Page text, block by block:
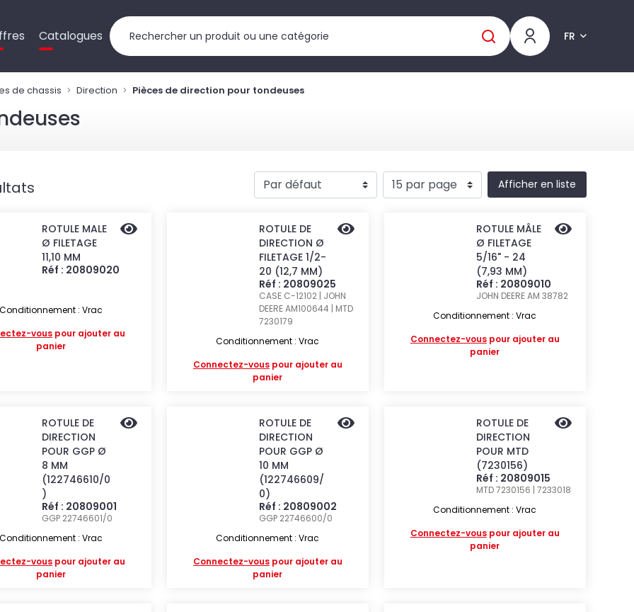
Catalogues FR
de chassis Direction Pièces de direction pour tondeuses
Afficher en liste
ROTULE MALE
Ø FILETAGE
11,10 MM
Réf : 20809020
: Vrac
vous pour ajouter au
panier
ROTULE DE
DIRECTION Ø
FILETAGE 1/2-
20 (12,7 MM)
Réf : 20809025
CASE C-12102 | JOHN
DEERE AM100644 | MTD
7230179
Conditionnement : Vrac
Connectez-vouspour ajouter au
panier
ROTULE MÂLE
Ø FILETAGE
5/16" - 24
(7,93 MM)
Réf : 20809010
JOHN DEERE AM 38782
Conditionnement : Vrac
Connectez-vouspour ajouter au
panier
ROTULE DE
DIRECTION
POUR GGP Ø
8 MM
(122746610/0
)
Réf : 20809001
GGP 22746601/0
: Vrac
vous pour ajouter au
panier
ROTULE DE
DIRECTION
POUR GGP Ø
10 MM
(122746609/
0)
Réf : 20809002
GGP 22746600/0
Conditionnement : Vrac
Connectez-vouspour ajouter au
panier
ROTULE DE
DIRECTION
POUR MTD
(7230156)
Réf : 20809015
MTD 7230156 | 7233018
Conditionnement : Vrac
Connectez-vouspour ajouter au
panier